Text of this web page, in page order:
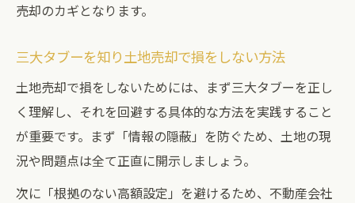
売却のカギとなります。
三大タブーを知り土地売却で損をしない方法
土地売却で損をしないためには、まず三大タブーを正し
く理解し、それを回避する具体的な方法を実践すること
が重要です。まず「情報の隠蔽」を防ぐため、土地の現
況や問題点は全て正直に開示しましょう。
次に「根拠のない高額設定」を避けるため、不動産会社